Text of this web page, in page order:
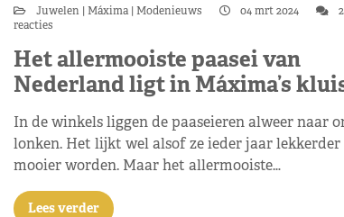
Juwelen Máxima Modenieuws 04 mrt 2024
reacties
Het allermooiste paasei van
Nederland ligt in Máxima’s
In de winkels liggen de paaseieren alweer naar
lonken. Het lijkt wel alsof ze ieder jaar lekkerder
mooier worden. Maar het allermooiste…
Lees verder